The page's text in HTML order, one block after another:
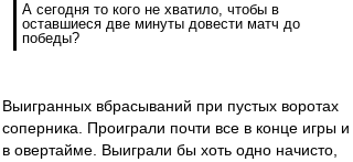
А сегодня то кого не хватило, чтобы в
оставшиеся две минуты довести матч до
победы?
Выигранных вбрасываний при пустых воротах
соперника. Проиграли почти все в конце игры и
в овертайме. Выиграли бы хоть одно начисто,